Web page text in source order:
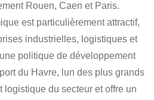
Rouen, Caen et Paris.
est particulièrement attractif,
industrielles, logistiques et
politique de développement
du Havre, lun des plus grands
logistique du secteur et offre un